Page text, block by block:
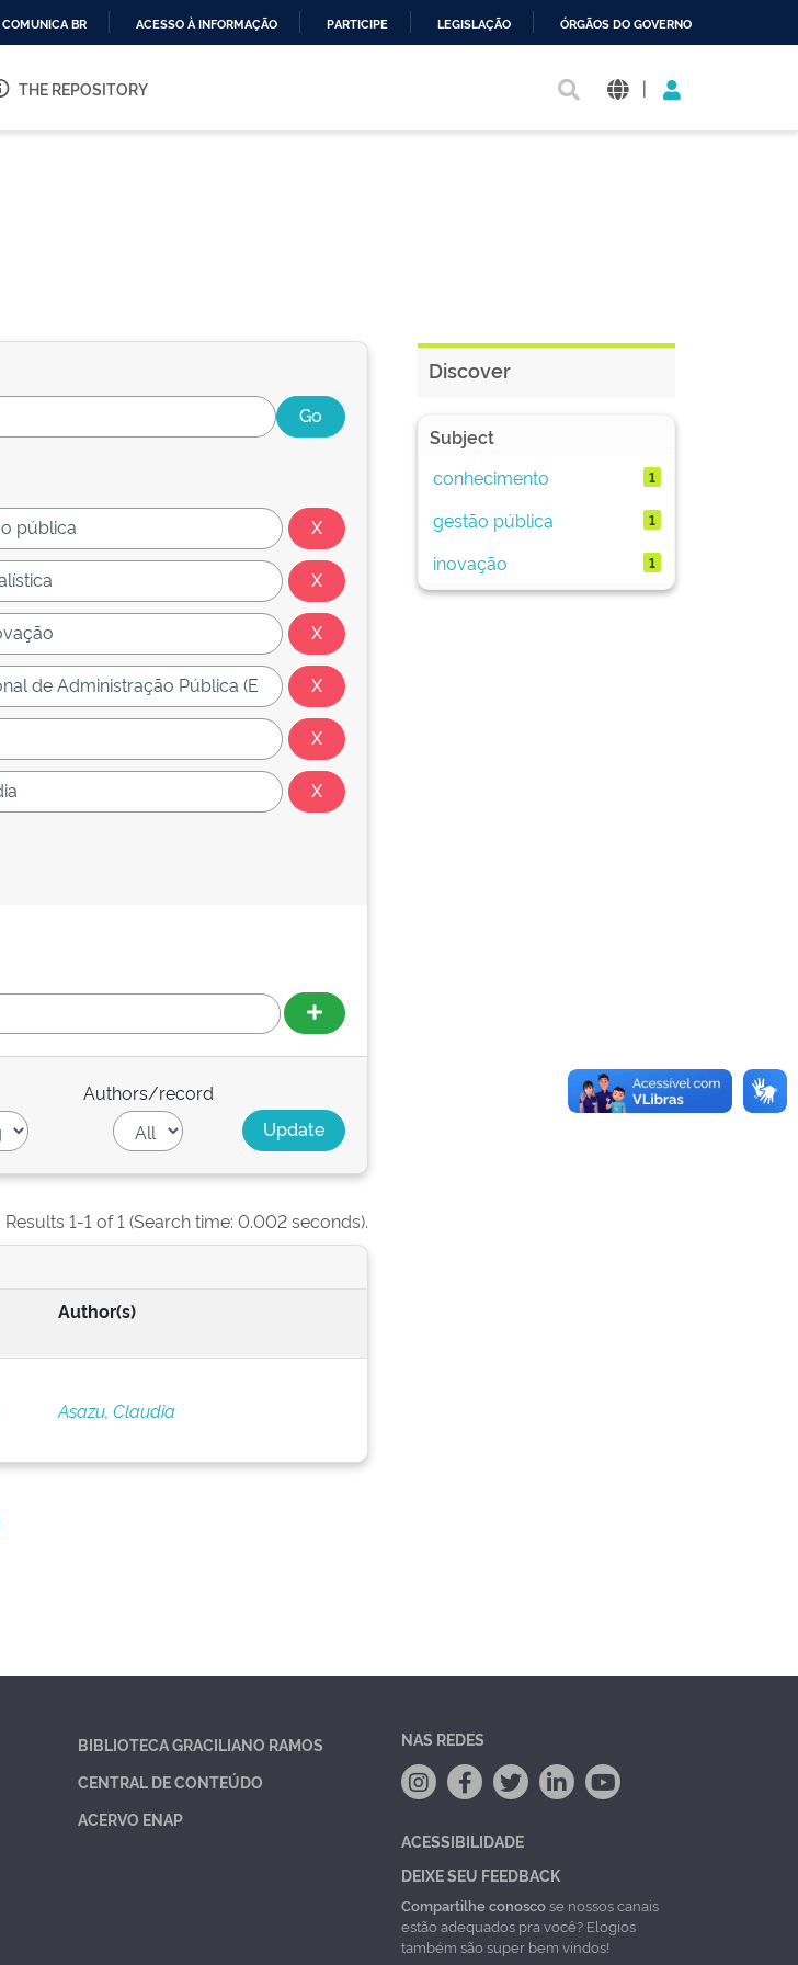
O
COMUNICA BR ACESSO À INFORMAÇÃO PARTICIPE LEGISLAÇÃO ÓRGÃOS DO GOVERNO
THE REPOSITORY |
Authors/record
Results 1-1 of 1 (Search time: 0.002 seconds).
Author(s)
Asazu, Claudia
Discover
Subject
conhecimento
1
gestão pública 1
inovação 1
BIBLIOTECA GRACILIANO RAMOS
CENTRAL DE CONTEÚDO
ACERVO ENAP
NAS REDES
ACESSIBILIDADE
DEIXE SEU FEEDBACK
Compartilhe conoscose nossos canais
estão adequados pra você? Elogios
também são super bem vindos!